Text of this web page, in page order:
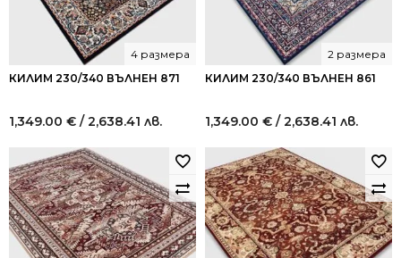
КИЛИМ 230/340 ВЪЛНЕН 871
4 размера
1,349.00 € / 2,638.41 лв.
КИЛИМ 230/340 ВЪЛНЕН 861
2 размера
1,349.00 € / 2,638.41 лв.